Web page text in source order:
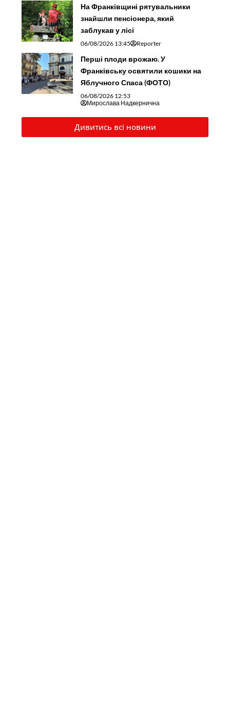
На Франківщині рятувальники
знайшли пенсіонера, який
заблукав у лісі
06/08/2026 13:45 Reporter
Перші плоди врожаю. У
Франківську освятили кошики на
Яблучного Спаса (ФОТО)
06/08/2026 12:53
Мирослава Надкернична
Дивитись всі новини